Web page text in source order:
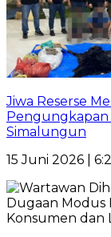
Jiwa Reserse
Pengungkapan
Simalungun
15 Juni 2026 |